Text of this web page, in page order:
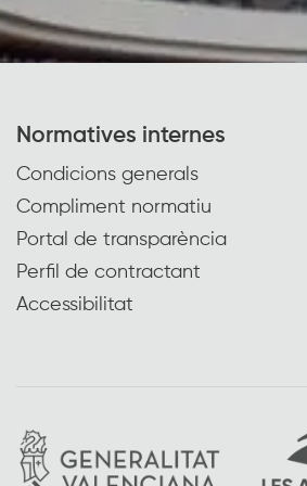
Normatives internes
Condicions generals
Compliment normatiu
Portal de transparència
Perfil de contractant
Accessibilitat